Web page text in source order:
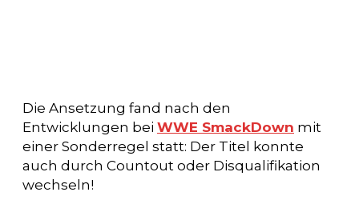
Die Ansetzung fand nach den
Entwicklungen bei WWE SmackDown mit
einer Sonderregel statt: Der Titel konnte
auch durch Countout oder Disqualifikation
wechseln!